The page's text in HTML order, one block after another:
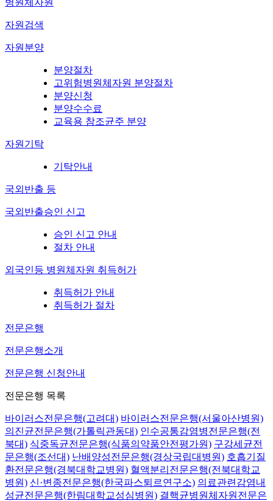
자원검색
자원분양
분양절차
고위험병원체자원 분양절차
분양신청
분양수수료
교육용 참조균주 분양
자원기탁
기탁안내
국외반출 등
국외반출승인 신고
승인 신고 안내
절차 안내
외국인등 병원체자원 취득허가
취득허가 안내
취득허가 절차
전문은행
전문은행소개
전문은행 신청안내
전문은행 목록
바이러스전문은행(고려대) 바이러스전문은행(서울아산병원)
의진균전문은행(가톨릭관동대) 인수공통감염병전문은행(전
북대) 식중독균전문은행(식품의약품안전평가원) 구강세균전
문은행(조선대) 난배양성전문은행(경상국립대병원) 호흡기질
환전문은행(경북대학교병원) 혈액분리전문은행(전북대학교
병원) 신·변종전문은행(한국파스퇴르연구소) 의료관련감염내
성균전문은행(한림대학교성심병원) 결핵균병원체자원전문은